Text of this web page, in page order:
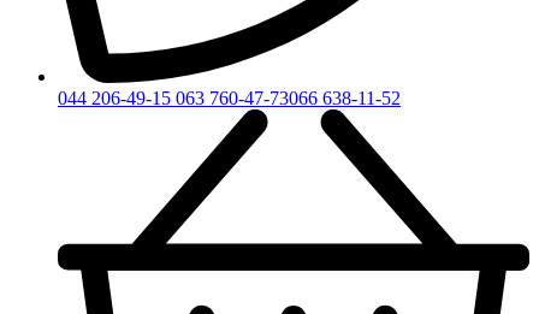
044 206-49-15 063 760-47-73066 638-11-52